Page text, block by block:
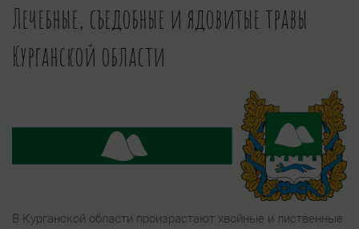
Лечебные, съедобные и ядовитые травы
Курганской области
В Курганской области произрастают хвойные и лиственные